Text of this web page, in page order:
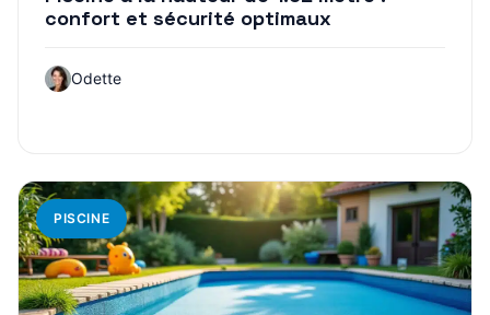
confort et sécurité optimaux
Odette
PISCINE